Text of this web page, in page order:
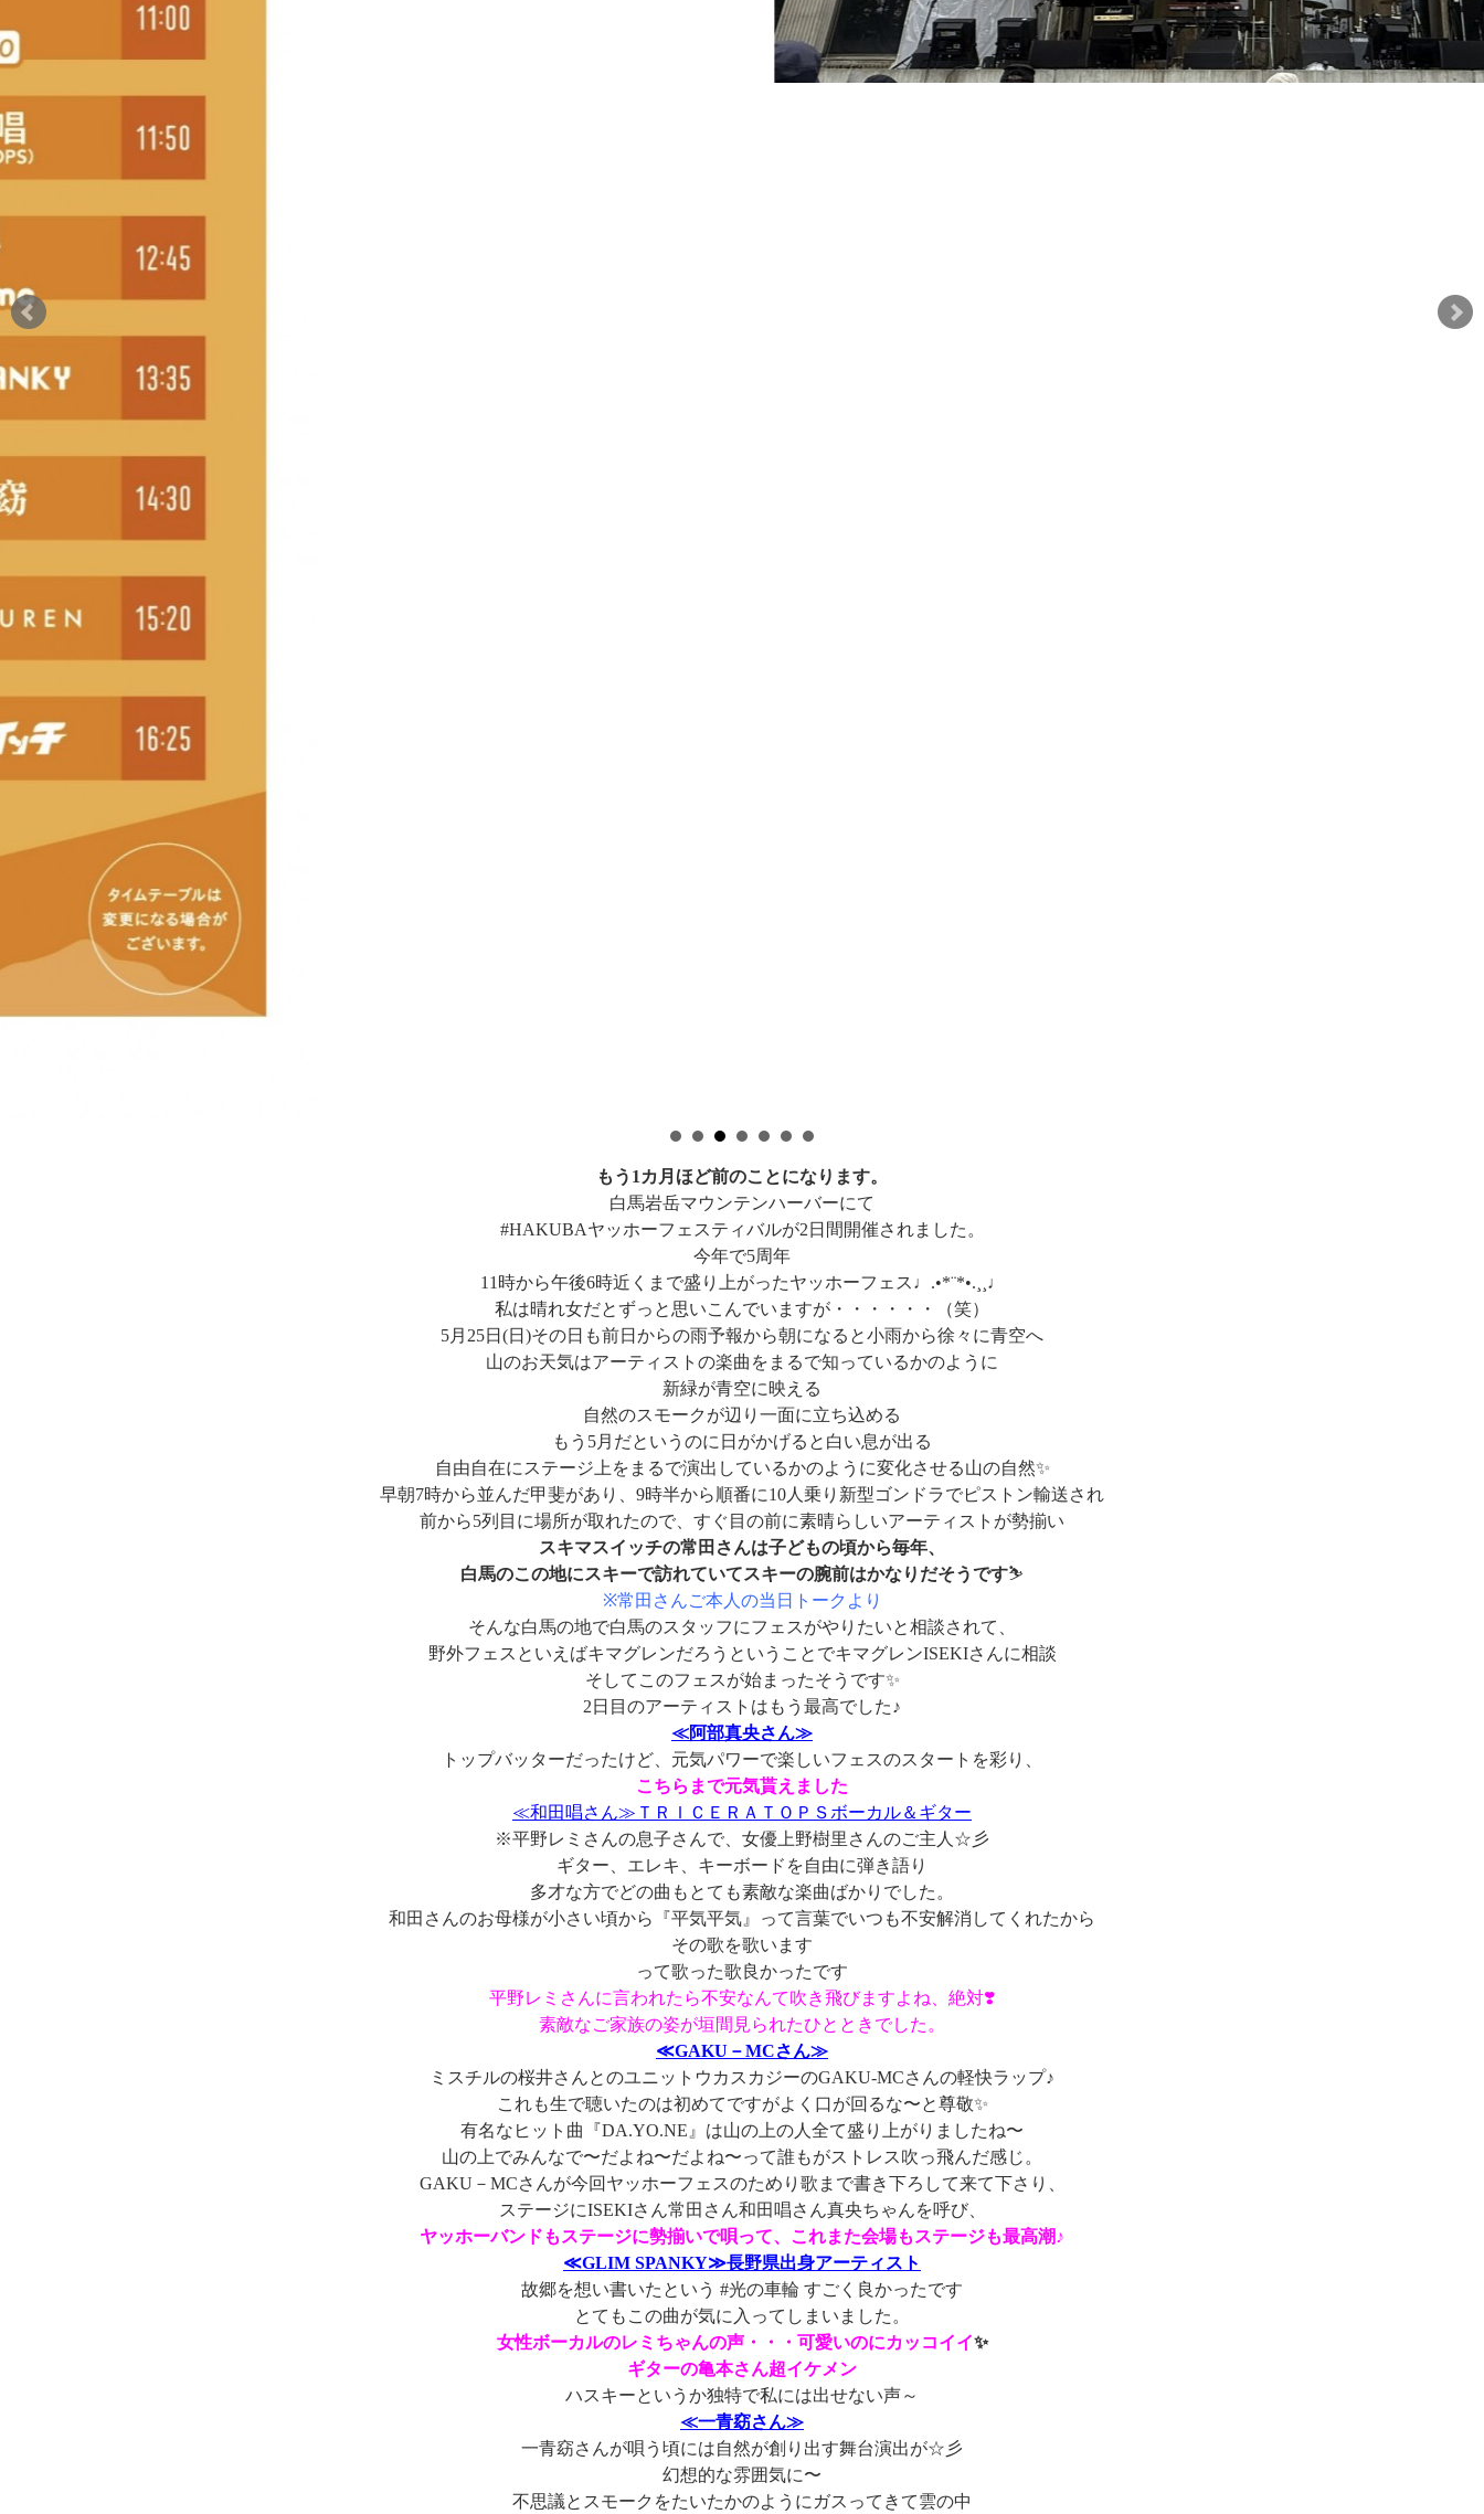
もう1カ月ほど前のことになります。
白馬岩岳マウンテンハーバーにて
#HAKUBAヤッホーフェスティバルが2日間開催されました。
今年で5周年
11時から午後6時近くまで盛り上がったヤッホーフェス♩.•*¨*•.¸¸♩
私は晴れ女だとずっと思いこんでいますが・・・・・・（笑）
5月25日(日)その日も前日からの雨予報から朝になると小雨から徐々に青空へ
山のお天気はアーティストの楽曲をまるで知っているかのように
新緑が青空に映える
自然のスモークが辺り一面に立ち込める
もう5月だというのに日がかげると白い息が出る
自由自在にステージ上をまるで演出しているかのように変化させる山の自然✨
早朝7時から並んだ甲斐があり、9時半から順番に10人乗り新型ゴンドラでピストン輸送され
前から5列目に場所が取れたので、すぐ目の前に素晴らしいアーティストが勢揃い
スキマスイッチの常田さんは子どもの頃から毎年、
白馬のこの地にスキーで訪れていてスキーの腕前はかなりだそうです⛷️
※常田さんご本人の当日トークより
そんな白馬の地で白馬のスタッフにフェスがやりたいと相談されて、
野外フェスといえばキマグレンだろうということでキマグレンISEKIさんに相談
そしてこのフェスが始まったそうです✨
2日目のアーティストはもう最高でした♪
≪阿部真央さん≫
トップバッターだったけど、元気パワーで楽しいフェスのスタートを彩り、
こちらまで元気貰えました
≪和田唱さん≫ＴＲＩＣＥＲＡＴＯＰＳボーカル＆ギター
※平野レミさんの息子さんで、女優上野樹里さんのご主人☆彡
ギター、エレキ、キーボードを自由に弾き語り
多才な方でどの曲もとても素敵な楽曲ばかりでした。
和田さんのお母様が小さい頃から『平気平気』って言葉でいつも不安解消してくれたから
その歌を歌います
って歌った歌良かったです
平野レミさんに言われたら不安なんて吹き飛びますよね、絶対❣️
素敵なご家族の姿が垣間見られたひとときでした。
≪GAKU－MCさん≫
ミスチルの桜井さんとのユニットウカスカジーのGAKU-MCさんの軽快ラップ♪
これも生で聴いたのは初めてですがよく口が回るな〜と尊敬✨
有名なヒット曲『DA.YO.NE』は山の上の人全て盛り上がりましたね〜
山の上でみんなで〜だよね〜だよね〜って誰もがストレス吹っ飛んだ感じ。
GAKU－MCさんが今回ヤッホーフェスのためり歌まで書き下ろして来て下さり、
ステージにISEKIさん常田さん和田唱さん真央ちゃんを呼び、
ヤッホーバンドもステージに勢揃いで唄って、これまた会場もステージも最高潮♪
≪GLIM SPANKY≫長野県出身アーティスト
故郷を想い書いたという #光の車輪 すごく良かったです
とてもこの曲が気に入ってしまいました。
女性ボーカルのレミちゃんの声・・・可愛いのにカッコイイ✨
ギターの亀本さん超イケメン
ハスキーというか独特で私には出せない声～
≪一青窈さん≫
一青窈さんが唄う頃には自然が創り出す舞台演出が☆彡
幻想的な雰囲気に〜
不思議とスモークをたいたかのようにガスってきて雲の中